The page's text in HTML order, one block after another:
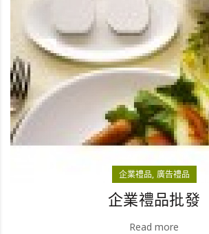
企業禮品 廣告禮品
企業禮品批發
Read more